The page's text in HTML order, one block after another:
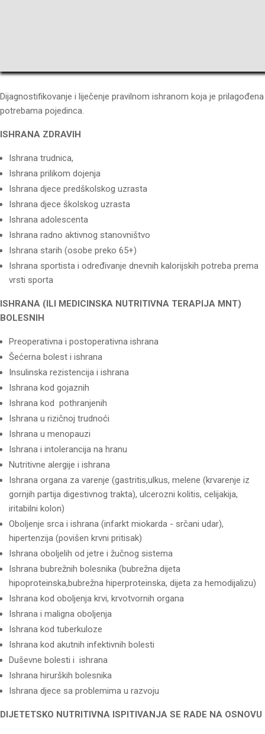
Dijagnostifikovanje i liječenje pravilnom ishranom koja je prilagođena
potrebama pojedinca.
ISHRANA ZDRAVIH
Ishrana trudnica,
Ishrana prilikom dojenja
Ishrana djece predškolskog uzrasta
Ishrana djece školskog uzrasta
Ishrana adolescenta
Ishrana radno aktivnog stanovništvo
Ishrana starih (osobe preko 65+)
Ishrana sportista i određivanje dnevnih kalorijskih potreba prema
vrsti sporta
ISHRANA (ILI MEDICINSKA NUTRITIVNA TERAPIJA MNT)
BOLESNIH
Preoperativna i postoperativna ishrana
Šećerna bolest i ishrana
Insulinska rezistencija i ishrana
Ishrana kod gojaznih
Ishrana kod pothranjenih
Ishrana u rizičnoj trudnoći
Ishrana u menopauzi
Ishrana i intolerancija na hranu
Nutritivne alergije i ishrana
Ishrana organa za varenje (gastritis,ulkus, melene (krvarenje iz
gornjih partija digestivnog trakta), ulcerozni kolitis, celijakija,
iritabilni kolon)
Oboljenje srca i ishrana (infarkt miokarda - srčani udar),
hipertenzija (povišen krvni pritisak)
Ishrana oboljelih od jetre i žučnog sistema
Ishrana bubrežnih bolesnika (bubrežna dijeta
hipoproteinska,bubrežna hiperproteinska, dijeta za hemodijalizu)
Ishrana kod oboljenja krvi, krvotvornih organa
Ishrana i maligna oboljenja
Ishrana kod tuberkuloze
Ishrana kod akutnih infektivnih bolesti
Duševne bolesti i ishrana
Ishrana hirurških bolesnika
Ishrana djece sa problemima u razvoju
DIJETETSKO NUTRITIVNA ISPITIVANJA SE RADE NA OSNOVU